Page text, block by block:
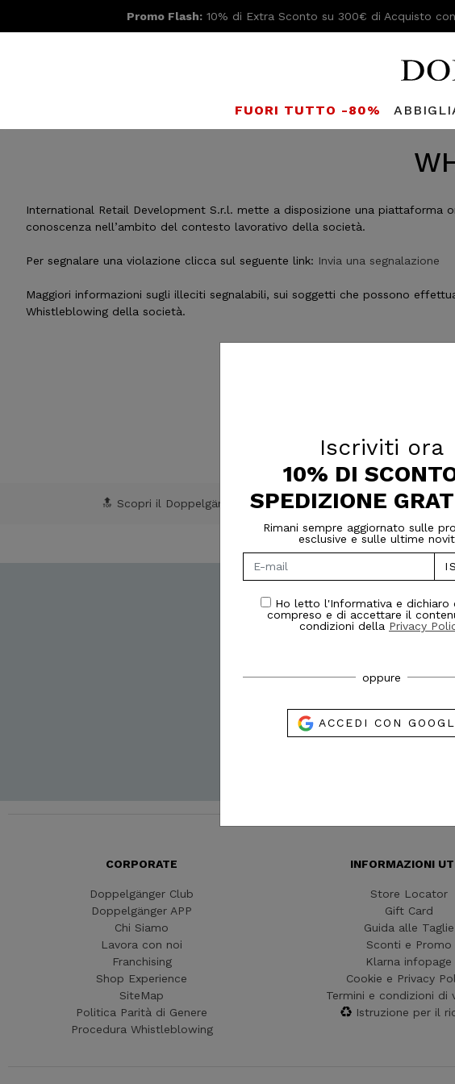
Promo Flash:10% di Extra Sconto su 300€ di Acquisto
FUORI TUTTO -80%
International Retail Development S.r.l. mette a disposizione una piattaforma
conoscenza nell’ambito del contesto lavorativo della società.
Per segnalare una violazione clicca sul seguente link: Invia una segnalazione
Maggiori informazioni sugli illeciti segnalabili, sui soggetti che possono
Whistleblowing della società.
🔝 Scopri il Doppelgänger Club
Iscriviti
Spedizione Gratuita sul
CORPORATE
Doppelgänger Club
Doppelgänger APP
Chi Siamo
Lavora con noi
Franchising
Shop Experience
SiteMap
Politica Parità di Genere
Procedura Whistleblowing
INFORMAZIONI
Store Locator
Gift Card
Guida alle Taglie
Sconti e Promo
Klarna infopage
Cookie e Privacy
Termini e condizioni di
Istruzione per il
Iscriviti ora
10% DI
SPEDIZIONE
Rimani sempre aggiornato sulle
esclusive e sulle ultime
Ho letto l'Informativa e dichiaro
compreso e di accettare il
condizioni della Privacy
oppure
ACCEDI CON